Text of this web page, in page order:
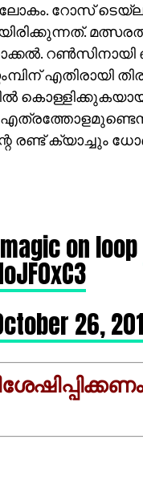
ലോകം. റോസ്
റണ്‍സിനായി
എതിരായി
ക്യാച്ചും
on loop
26,